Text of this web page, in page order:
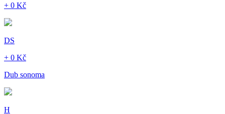
+ 0 Kč
DS
+ 0 Kč
Dub sonoma
H